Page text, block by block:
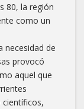
80, la región
como un
necesidad de
provocó
aquel que
científicos,